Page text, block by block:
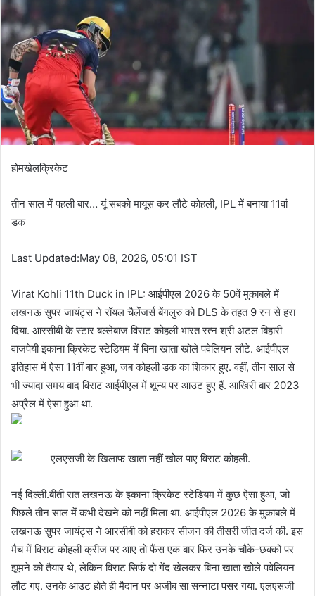
होमखेलक्रिकेट
तीन साल में पहली बार… यूं सबको मायूस कर लौटे कोहली, IPL में बनाया 11वां
डक
Last Updated:May 08, 2026, 05:01 IST
Virat Kohli 11th Duck in IPL: आईपीएल 2026 के 50वें मुकाबले में
लखनऊ सुपर जायंट्स ने रॉयल चैलेंजर्स बेंगलुरु को DLS के तहत 9 रन से हरा
दिया. आरसीबी के स्टार बल्लेबाज विराट कोहली भारत रत्न श्री अटल बिहारी
वाजपेयी इकाना क्रिकेट स्टेडियम में बिना खाता खोले पवेलियन लौटे. आईपीएल
इतिहास में ऐसा 11वीं बार हुआ, जब कोहली डक का शिकार हुए. वहीं, तीन साल से
भी ज्यादा समय बाद विराट आईपीएल में शून्य पर आउट हुए हैं. आखिरी बार 2023
अप्रैल में ऐसा हुआ था.
एलएसजी के खिलाफ खाता नहीं खोल पाए विराट कोहली.
नई दिल्ली.बीती रात लखनऊ के इकाना क्रिकेट स्टेडियम में कुछ ऐसा हुआ, जो
पिछले तीन साल में कभी देखने को नहीं मिला था. आईपीएल 2026 के मुकाबले में
लखनऊ सुपर जायंट्स ने आरसीबी को हराकर सीजन की तीसरी जीत दर्ज की. इस
मैच में विराट कोहली क्रीज पर आए तो फैंस एक बार फिर उनके चौके-छक्कों पर
झूमने को तैयार थे, लेकिन विराट सिर्फ दो गेंद खेलकर बिना खाता खोले पवेलियन
लौट गए. उनके आउट होते ही मैदान पर अजीब सा सन्नाटा पसर गया. एलएसजी